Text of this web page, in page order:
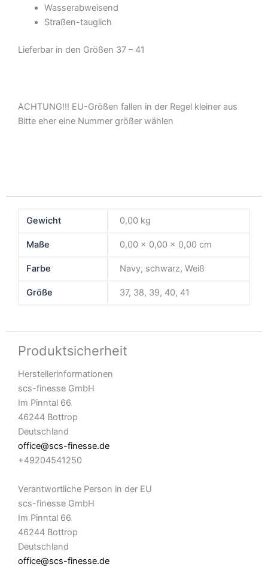
Wasserabweisend
Straßen-tauglich
Lieferbar in den Größen 37 – 41
ACHTUNG!!! EU-Größen fallen in der Regel kleiner aus
Bitte eher eine Nummer größer wählen
Gewicht 0,00 kg
Maße 0,00 × 0,00 × 0,00 cm
Farbe Navy, schwarz, Weiß
Größe 37, 38, 39, 40, 41
Produktsicherheit
Herstellerinformationen
scs-finesse GmbH
Im Pinntal 66
46244 Bottrop
Deutschland
office@scs-finesse.de
+49204541250
Verantwortliche Person in der EU
scs-finesse GmbH
Im Pinntal 66
46244 Bottrop
Deutschland
office@scs-finesse.de